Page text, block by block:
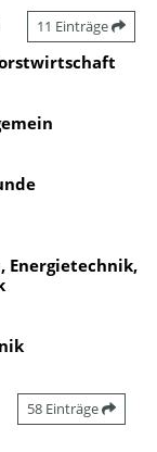
11 Einträge
Energietechnik,
58 Einträge